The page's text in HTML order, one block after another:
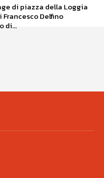
di piazza della Loggia
il ruolo di...